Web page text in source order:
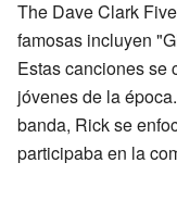
The Dave Clark
famosas incluyen
Estas canciones se
jóvenes de la
banda, Rick se
participaba en la